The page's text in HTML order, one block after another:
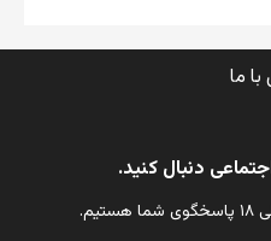
ما
دنبال کنید.